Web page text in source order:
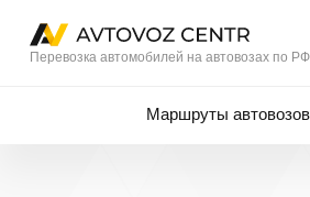
Перевозка автомобилей на автовозах по
Маршруты автовозов